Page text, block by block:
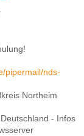
pipermail/nds-
Northeim
- Infos